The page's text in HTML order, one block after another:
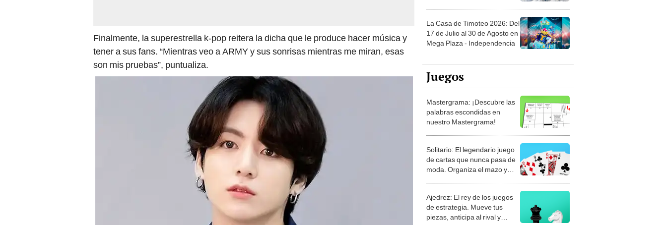
Finalmente, la superestrella k-pop reitera la dicha que le produce hacer música y
tener a sus fans. “Mientras veo a ARMY y sus sonrisas mientras me miran, esas
son mis pruebas”, puntualiza.
La Casa de Timoteo 2026: Del
17 de Julio al 30 de Agosto en
Mega Plaza - Independencia
Juegos
Mastergrama: ¡Descubre las
palabras escondidas en
nuestro Mastergrama!
Solitario: El legendario juego
de cartas que nunca pasa de
moda. Organiza el mazo y
Ajedrez: El rey de los juegos
de estrategia. Mueve tus
piezas, anticipa al rival y